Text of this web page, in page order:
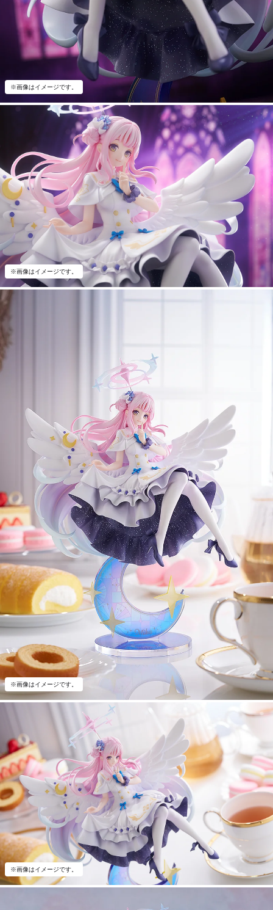
※画像はイメージです。
※画像はイメージです。
※画像はイメージです。
※画像はイメージです。